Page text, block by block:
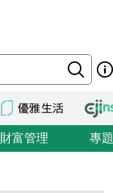
財富管理 專題